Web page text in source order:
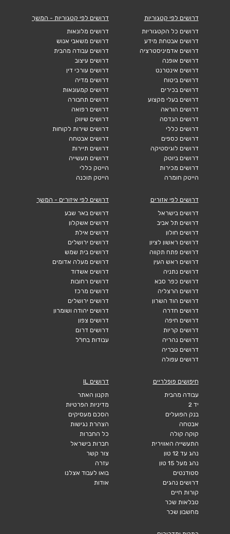
דרושים לפי קטגוריות
דרושים כל הקטגוריות
דרושים אבטחת מידע
דרושים אדמיניסטרציה
דרושים אופנה
דרושים אינטרנט
דרושים ביטוח
דרושים בכירים
דרושים בעלי מקצוע
דרושים הוראה
דרושים הנדסה
דרושים כללי
דרושים כספים
דרושים לוגיסטיקה
דרושים ביוטק
דרושים מכירות
הייטק חומרה
דרושים לפי קטגוריות - המשך
דרושים מלונאות
דרושים משאבי אנוש
דרושים עבודה מהבית
דרושים עיצוב
דרושים עורכי דין
דרושים מדיה
דרושים קמעונאות
דרושים תחבורה
דרושים רפואה
דרושים שיווק
דרושים שירות לקוחות
דרושים אבטחה
דרושים תיירות
דרושים תעשייה
הייטק כללי
הייטק תוכנה
דרושים לפי אזורים
דרושים בישראל
דרושים תל אביב
דרושים חולון
דרושים ראשון לציון
דרושים פתח תקווה
דרושים ראש העין
דרושים נתניה
דרושים כפר סבא
דרושים הרצליה
דרושים הוד השרון
דרושים חדרה
דרושים חיפה
דרושים קריות
דרושים נהריה
דרושים טבריה
דרושים עפולה
דרושים לפי איזורים - המשך
דרושים באר שבע
דרושים אשקלון
דרושים אילת
דרושים ירושלים
דרושים בית שמש
דרושים מעלה אדומים
דרושים אשדוד
דרושים רחובות
דרושים מרכז
דרושים ירושלים
דרושים יהודה ושומרון
דרושים צפון
דרושים דרום
עבודות בחו"ל
חיפושים פופלריים
עבודה מהבית
יד 2
בנק הפועלים
אבטחה
קוקה קולה
התעשייה האווירית
נהג עד 12 טון
נהג מעל 15 טון
סטודנטים
דרושים נהגים
קורות חיים
טבלאות שכר
מחשבון שכר
דרושים IL
תקנון האתר
מדיניות הפרטיות
הסכם מעסיקים
הצהרת נגישות
כל החברות
חברות בישראל
צור קשר
עזרה
בואו לעבוד אצלנו
אודות